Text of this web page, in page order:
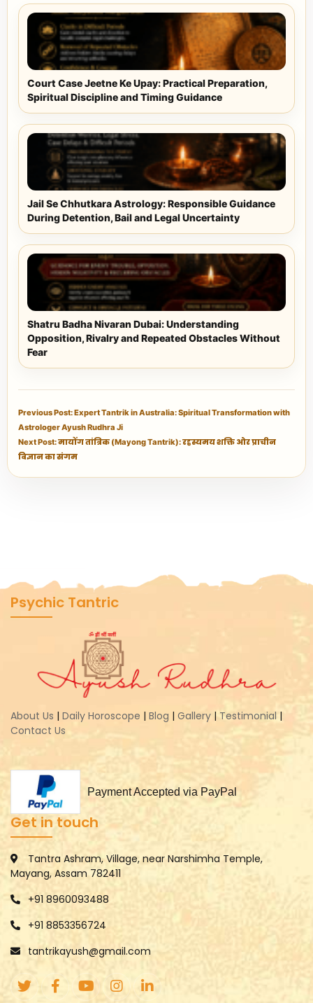
Court Case Jeetne Ke Upay: Practical Preparation,
Spiritual Discipline and Timing Guidance
Jail Se Chhutkara Astrology: Responsible Guidance
During Detention, Bail and Legal Uncertainty
Shatru Badha Nivaran Dubai: Understanding
Opposition, Rivalry and Repeated Obstacles Without
Fear
Previous Post: Expert Tantrik in Australia: Spiritual Transformation with
Astrologer Ayush Rudhra Ji
Next Post: मायोंग तांत्रिक (Mayong Tantrik): रहस्यमय शक्ति और प्राचीन
विज्ञान का संगम
Psychic Tantric
About Us | Daily Horoscope | Blog | Gallery | Testimonial |
Contact Us
Payment Accepted via PayPal
Get in touch
Tantra Ashram, Village, near Narshimha Temple,
Mayang, Assam 782411
+91 8960093488
+91 8853356724
tantrikayush@gmail.com